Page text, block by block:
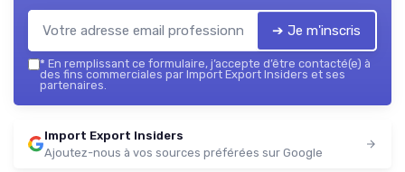
➔ Je m'inscris
* En remplissant ce formulaire, j’accepte d’être contacté(e) à
des fins commerciales par Import Export Insiders et ses
partenaires.
Import Export Insiders
Ajoutez-nous à vos sources préférées sur Google